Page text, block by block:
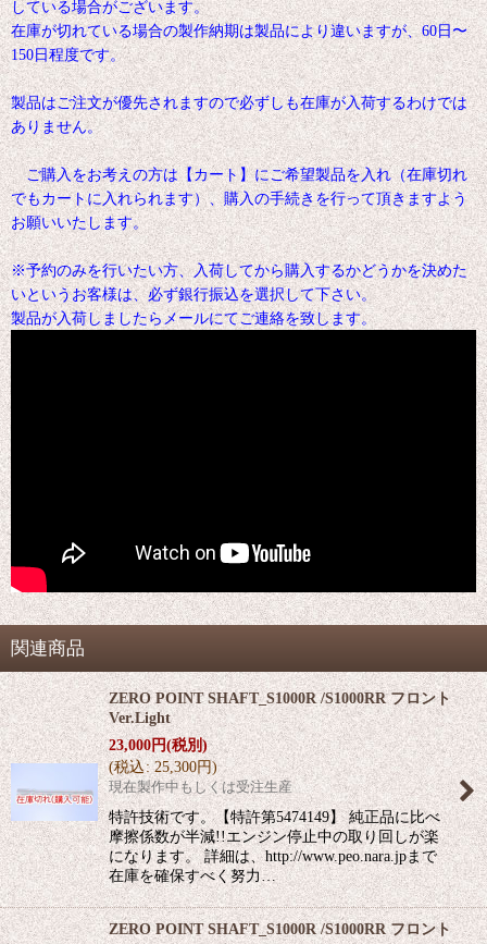
している場合がございます。
在庫が切れている場合の製作納期は製品により違いますが、60日〜
150日程度です。
製品はご注文が優先されますので必ずしも在庫が入荷するわけでは
ありません。
ご購入をお考えの方は【カート】にご希望製品を入れ（在庫切れ
でもカートに入れられます）、購入の手続きを行って頂きますよう
お願いいたします。
※予約のみを行いたい方、入荷してから購入するかどうかを決めた
いというお客様は、必ず銀行振込を選択して下さい。
製品が入荷しましたらメールにてご連絡を致します。
関連商品
ZERO POINT SHAFT_S1000R /S1000RR フロント
Ver.Light
23,000円(税別)
(税込: 25,300円)
現在製作中もしくは受注生産
特許技術です。【特許第5474149】 純正品に比べ
摩擦係数が半減!!エンジン停止中の取り回しが楽
になります。 詳細は、http://www.peo.nara.jpまで
在庫を確保すべく努力…
ZERO POINT SHAFT_S1000R /S1000RR フロント